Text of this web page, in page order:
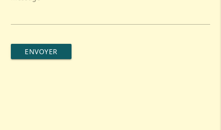
ENVOYER